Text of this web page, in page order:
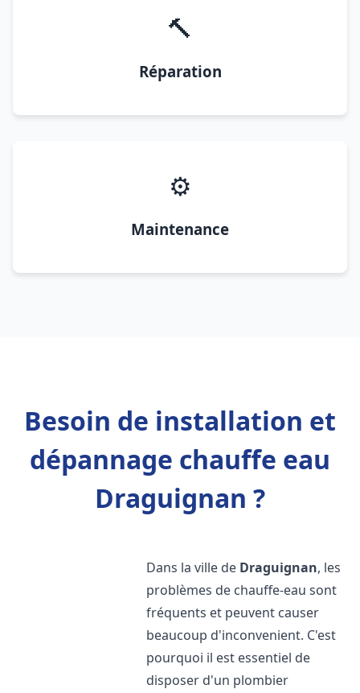
🔨
Réparation
⚙️
Maintenance
Besoin de installation et
dépannage chauffe eau
Draguignan ?
Dans la ville de Draguignan, les
problèmes de chauffe-eau sont
fréquents et peuvent causer
beaucoup d'inconvenient. C'est
pourquoi il est essentiel de
disposer d'un plombier